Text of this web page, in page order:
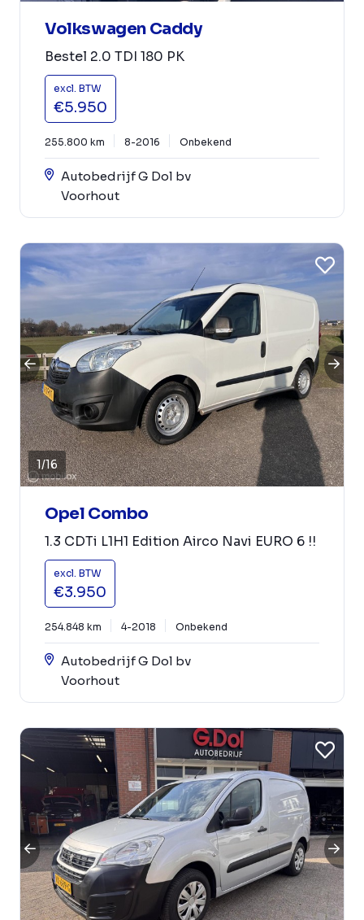
Volkswagen Caddy
Bestel 2.0 TDI 180 PK
excl. BTW
€5.950
255.800 km 8-2016 Onbekend
Autobedrijf G Dol bv
Voorhout
1/16
Opel Combo
1.3 CDTi L1H1 Edition Airco Navi EURO 6 !!
excl. BTW
€3.950
254.848 km 4-2018 Onbekend
Autobedrijf G Dol bv
Voorhout